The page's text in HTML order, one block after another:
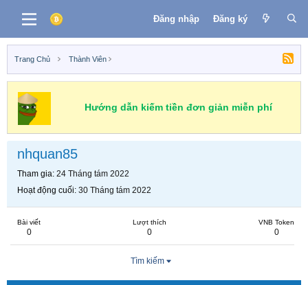
Đăng nhập Đăng ký
Trang Chủ Thành Viên
Hướng dẫn kiếm tiền đơn giản miễn phí
nhquan85
Tham gia 24 Tháng tám 2022
Hoạt động cuối 30 Tháng tám 2022
Bài viết
0
Lượt thích
0
VNB Token
0
Tìm kiếm